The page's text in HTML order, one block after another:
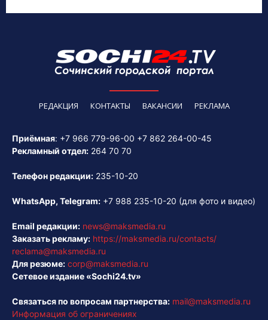
РЕДАКЦИЯ КОНТАКТЫ ВАКАНСИИ РЕКЛАМА
Приёмная: +7 966 779-96-00 +7 862 264-00-45
Рекламный отдел: 264 70 70
Телефон редакции: 235-10-20
WhatsApp, Telegram: +7 988 235-10-20 (для фото и видео)
Email редакции: news@maksmedia.ru
Заказать рекламу: https://maksmedia.ru/contacts/
reclama@maksmedia.ru
Для резюме: corp@maksmedia.ru
Сетевое издание «Sochi24.tv»
Связаться по вопросам партнерства: mail@maksmedia.ru
Информация об ограничениях